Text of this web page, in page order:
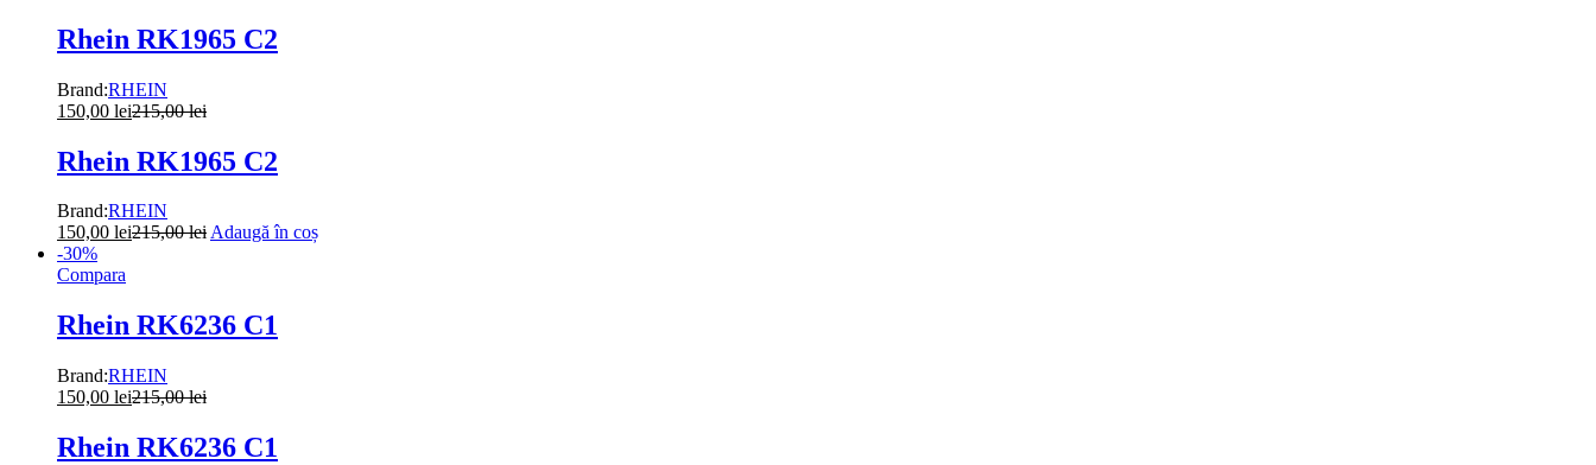
Rhein RK1965 C2
Brand:RHEIN
150,00 lei215,00lei
Rhein RK1965 C2
Brand:RHEIN
150,00 lei215,00leiAdaugă în coș
-30%
Compara
Rhein RK6236 C1
Brand:RHEIN
150,00 lei215,00lei
Rhein RK6236 C1